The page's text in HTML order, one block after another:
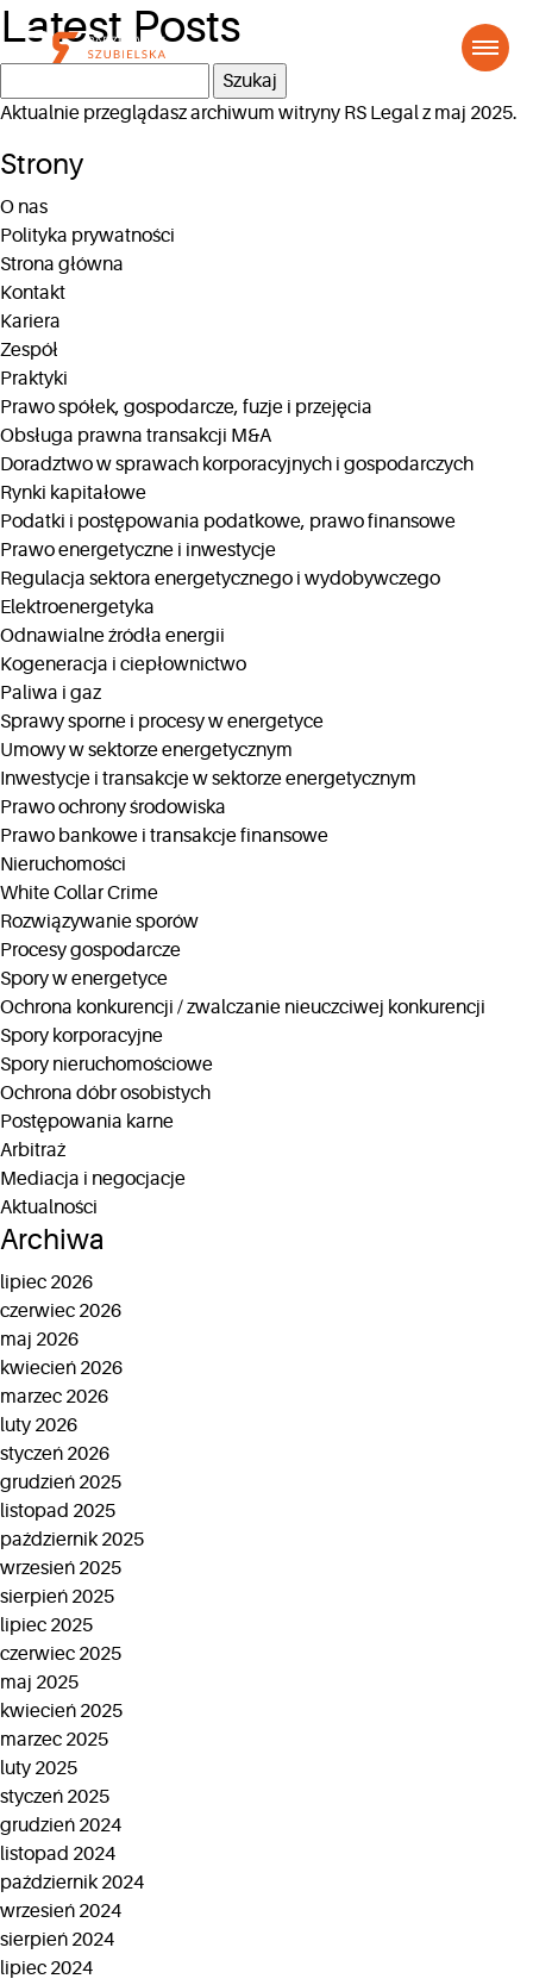
Latest Posts
Aktualnie przeglądasz archiwum witryny RS Legalz maj 2025.
Strony
O nas
Polityka prywatności
Strona główna
Kontakt
Kariera
Zespół
Praktyki
Prawo spółek, gospodarcze, fuzje i przejęcia
Obsługa prawna transakcji M&A
Doradztwo w sprawach korporacyjnych i gospodarczych
Rynki kapitałowe
Podatki i postępowania podatkowe, prawo finansowe
Prawo energetyczne i inwestycje
Regulacja sektora energetycznego i wydobywczego
Elektroenergetyka
Odnawialne źródła energii
Kogeneracja i ciepłownictwo
Paliwa i gaz
Sprawy sporne i procesy w energetyce
Umowy w sektorze energetycznym
Inwestycje i transakcje w sektorze energetycznym
Prawo ochrony środowiska
Prawo bankowe i transakcje finansowe
Nieruchomości
White Collar Crime
Rozwiązywanie sporów
Procesy gospodarcze
Spory w energetyce
Ochrona konkurencji / zwalczanie nieuczciwej konkurencji
Spory korporacyjne
Spory nieruchomościowe
Ochrona dóbr osobistych
Postępowania karne
Arbitraż
Mediacja i negocjacje
Aktualności
Archiwa
lipiec 2026
czerwiec 2026
maj 2026
kwiecień 2026
marzec 2026
luty 2026
styczeń 2026
grudzień 2025
listopad 2025
październik 2025
wrzesień 2025
sierpień 2025
lipiec 2025
czerwiec 2025
maj 2025
kwiecień 2025
marzec 2025
luty 2025
styczeń 2025
grudzień 2024
listopad 2024
październik 2024
wrzesień 2024
sierpień 2024
lipiec 2024